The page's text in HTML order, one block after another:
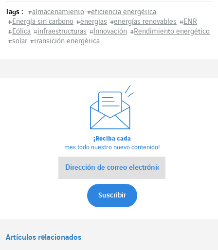
Tags : #almacenamiento #eficiencia energética
#Energía sin carbono #energías #energías renovables #ENR
#Eólica #infraestructuras #Innovación #Rendimiento energético
#solar #transición energética
¡Reciba cada
mes todo nuestro nuevo contenido!
Artículos relacionados